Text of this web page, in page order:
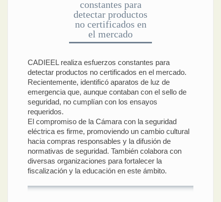
constantes para
detectar productos
no certificados en
el mercado
CADIEEL realiza esfuerzos constantes para
detectar productos no certificados en el mercado.
Recientemente, identificó aparatos de luz de
emergencia que, aunque contaban con el sello de
seguridad, no cumplían con los ensayos
requeridos.
El compromiso de la Cámara con la seguridad
eléctrica es firme, promoviendo un cambio cultural
hacia compras responsables y la difusión de
normativas de seguridad. También colabora con
diversas organizaciones para fortalecer la
fiscalización y la educación en este ámbito.